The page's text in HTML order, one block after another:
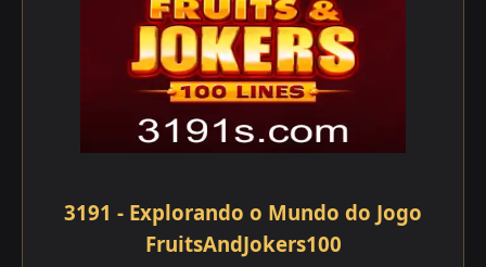
3191 - Explorando o Mundo do Jogo
FruitsAndJokers100